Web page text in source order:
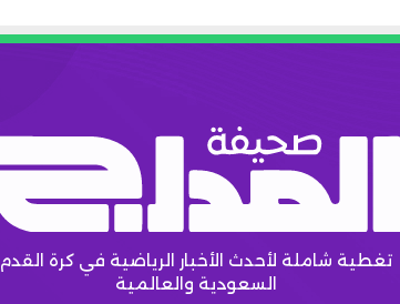
تغطية شاملة لأحدث الأخبار الرياضية في كرة القدم
السعودية والعالمية